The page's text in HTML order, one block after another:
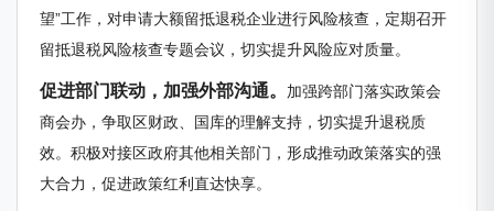
望”工作，对申请大额留抵退税企业进行风险核查，定期召开
留抵退税风险核查专题会议，切实提升风险应对质量。
促进部门联动，加强外部沟通。 加强跨部门落实政策会
商会办，争取区财政、国库的理解支持，切实提升退税质
效。积极对接区政府其他相关部门，形成推动政策落实的强
大合力，促进政策红利直达快享。